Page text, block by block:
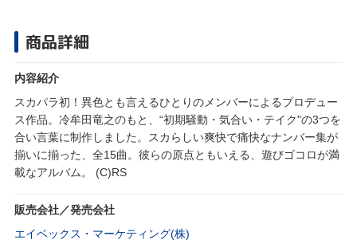
商品詳細
内容紹介
スカパラ初！異色とも言えるひとりのメンバーによるプロデュー
ス作品。冷牟田竜之のもと、“初期騒動・気合い・テイク"の3つを
合い言葉に制作しました。スカらしい爽快で痛快なナンバー集が
揃いに揃った、全15曲。彼らの原点ともいえる、遊びゴコロが満
載なアルバム。 (C)RS
販売会社／発売会社
エイベックス・マーケティング(株)